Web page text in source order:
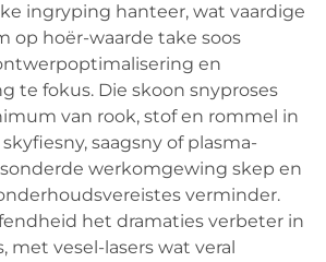
ingryping hanteer, wat vaardige
op hoër-waarde take soos
en
te fokus. Die skoon snyproses
van rook, stof en rommel in
saagsny of plasma-
werkomgewing skep en
verminder.
het dramaties verbeter in
met vesel-lasers wat veral